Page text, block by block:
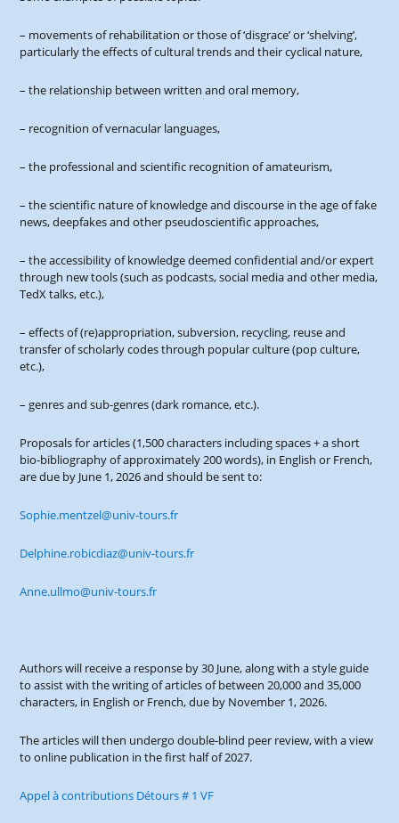
– movements of rehabilitation or those of ‘disgrace’ or ‘shelving’,
particularly the effects of cultural trends and their cyclical nature,
– the relationship between written and oral memory,
– recognition of vernacular languages,
– the professional and scientific recognition of amateurism,
– the scientific nature of knowledge and discourse in the age of fake
news, deepfakes and other pseudoscientific approaches,
– the accessibility of knowledge deemed confidential and/or expert
through new tools (such as podcasts, social media and other media,
TedX talks, etc.),
– effects of (re)appropriation, subversion, recycling, reuse and
transfer of scholarly codes through popular culture (pop culture,
etc.),
– genres and sub-genres (dark romance, etc.).
Proposals for articles (1,500 characters including spaces + a short
bio-bibliography of approximately 200 words), in English or French,
are due by June 1, 2026 and should be sent to:
Sophie.mentzel@univ-tours.fr
Delphine.robicdiaz@univ-tours.fr
Anne.ullmo@univ-tours.fr
Authors will receive a response by 30 June, along with a style guide
to assist with the writing of articles of between 20,000 and 35,000
characters, in English or French, due by November 1, 2026.
The articles will then undergo double-blind peer review, with a view
to online publication in the first half of 2027.
Appel à contributions Détours # 1 VF